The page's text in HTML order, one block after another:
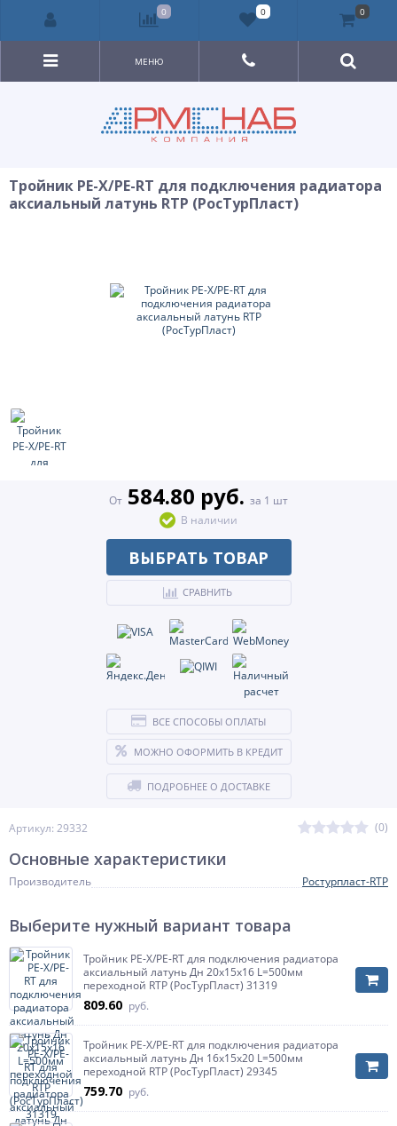
МЕНЮ
Тройник PE-X/PE-RT для подключения радиатора
аксиальный латунь RTP (РосТурПласт)
Артикул: 29332 (0)
От 584.80 руб. за 1 шт
В наличии
ВЫБРАТЬ ТОВАР
СРАВНИТЬ
ВСЕ СПОСОБЫ ОПЛАТЫ
МОЖНО ОФОРМИТЬ В КРЕДИТ
ПОДРОБНЕЕ О ДОСТАВКЕ
Основные характеристики
Производитель Ростурпласт-RTP
Выберите нужный вариант товара
Тройник PE-X/PE-RT для подключения радиатора
аксиальный латунь Дн 20х15х16 L=500мм
переходной RTP (РосТурПласт) 31319
809.60 руб.
Тройник PE-X/PE-RT для подключения радиатора
аксиальный латунь Дн 16х15х20 L=500мм
переходной RTP (РосТурПласт) 29345
759.70 руб.
0 0 0